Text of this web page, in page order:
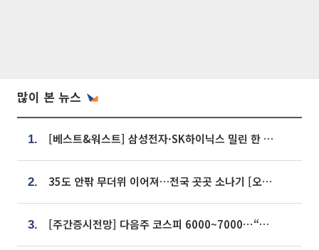
많이 본 뉴스
1. [베스트&워스트] 삼성전자·SK하이닉스 밀린 한 주…상상인증권은 85% 급등
2. 35도 안팎 무더위 이어져…전국 곳곳 소나기 [오늘 날씨]
3. [주간증시전망] 다음주 코스피 6000~7000⋯“外人 수급은 정책이 변수”